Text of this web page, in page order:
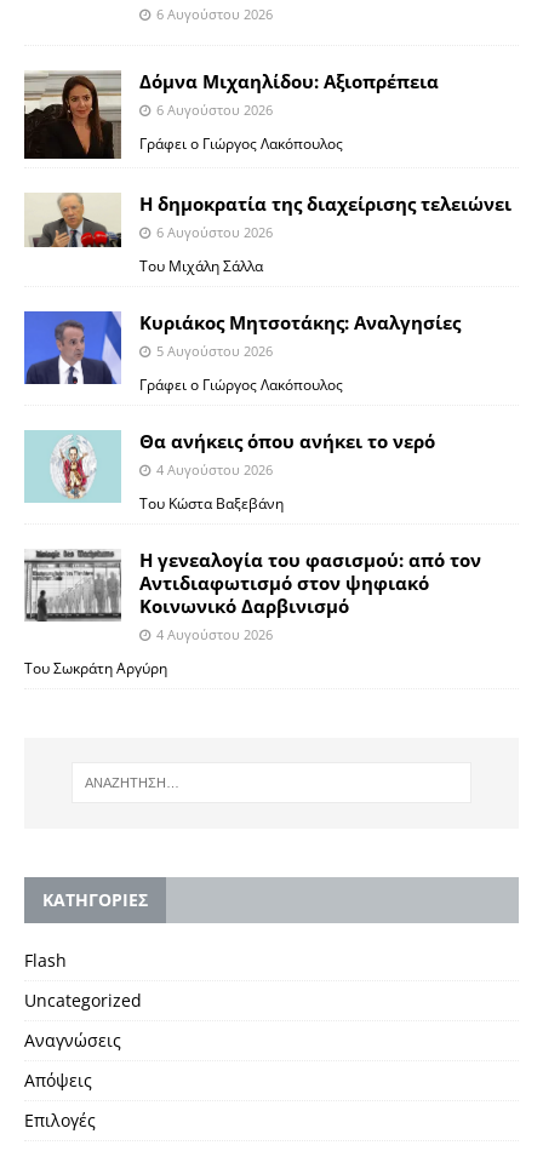
6 Αυγούστου 2026
Δόμνα Μιχαηλίδου: Αξιοπρέπεια
6 Αυγούστου 2026
Γράφει ο Γιώργος Λακόπουλος
Η δημοκρατία της διαχείρισης τελειώνει
6 Αυγούστου 2026
Του Μιχάλη Σάλλα
Κυριάκος Μητσοτάκης: Αναλγησίες
5 Αυγούστου 2026
Γράφει ο Γιώργος Λακόπουλος
Θα ανήκεις όπου ανήκει το νερό
4 Αυγούστου 2026
Του Κώστα Βαξεβάνη
Η γενεαλογία του φασισμού: από τον
Αντιδιαφωτισμό στον ψηφιακό
Κοινωνικό Δαρβινισμό
4 Αυγούστου 2026
Του Σωκράτη Αργύρη
KΑΤΗΓΟΡΙΕΣ
Flash
Uncategorized
Αναγνώσεις
Απόψεις
Επιλογές